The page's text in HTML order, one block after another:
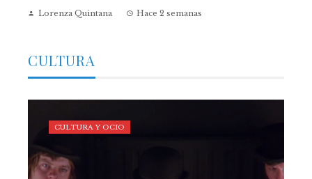
Lorenza Quintana Hace 2 semanas
CULTURA
CULTURA Y OCIO